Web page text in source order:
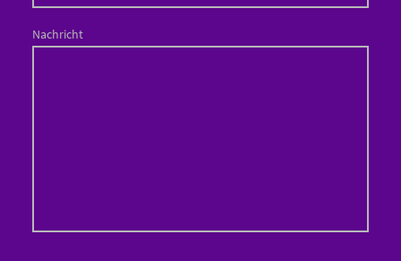
Nachricht